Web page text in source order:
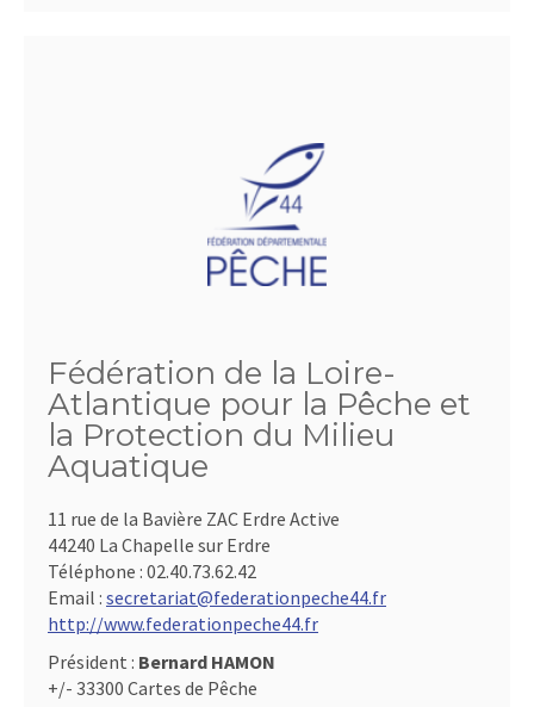
Fédération de la Loire-
Atlantique pour la Pêche et
la Protection du Milieu
Aquatique
11 rue de la Bavière ZAC Erdre Active
44240 La Chapelle sur Erdre
Téléphone : 02.40.73.62.42
Email : secretariat@federationpeche44.fr
http://www.federationpeche44.fr
Président : Bernard HAMON
+/- 33300 Cartes de Pêche